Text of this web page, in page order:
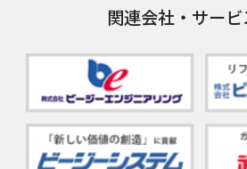
関連会社・サー